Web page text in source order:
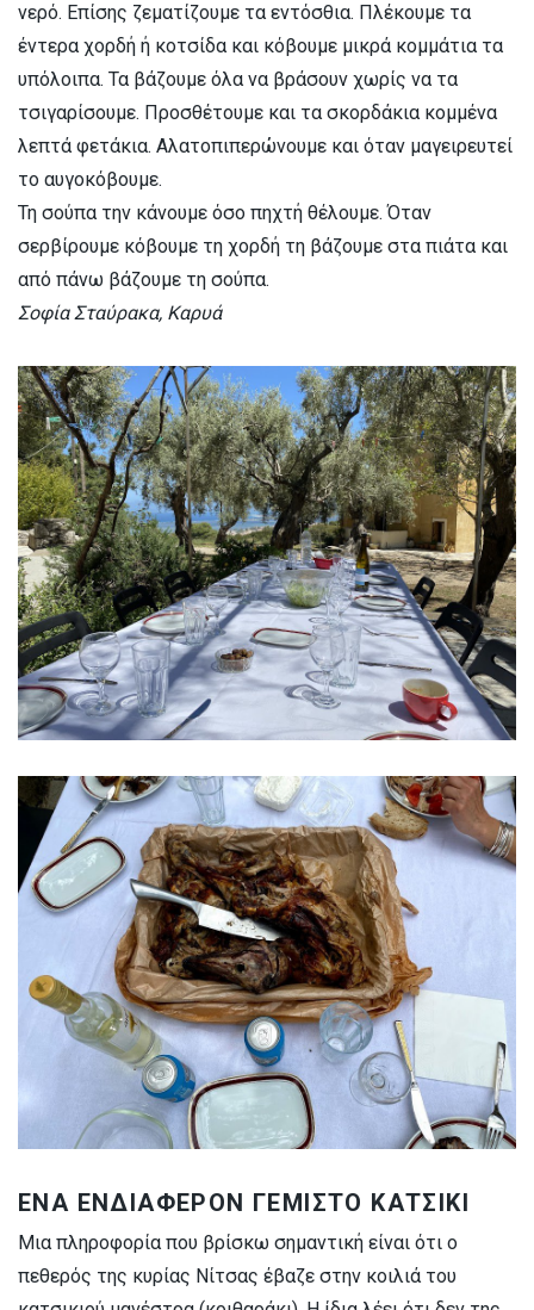
νερό. Επίσης ζεματίζουμε τα εντόσθια. Πλέκουμε τα
έντερα χορδή ή κοτσίδα και κόβουμε μικρά κομμάτια τα
υπόλοιπα. Τα βάζουμε όλα να βράσουν χωρίς να τα
τσιγαρίσουμε. Προσθέτουμε και τα σκορδάκια κομμένα
λεπτά φετάκια. Αλατοπιπερώνουμε και όταν μαγειρευτεί
το αυγοκόβουμε.
Τη σούπα την κάνουμε όσο πηχτή θέλουμε. Όταν
σερβίρουμε κόβουμε τη χορδή τη βάζουμε στα πιάτα και
από πάνω βάζουμε τη σούπα.
Σοφία Σταύρακα, Καρυά
ΕΝΑ ΕΝΔΙΑΦΕΡΟΝ ΓΕΜΙΣΤΟ ΚΑΤΣΙΚΙ
Μια πληροφορία που βρίσκω σημαντική είναι ότι ο
πεθερός της κυρίας Νίτσας έβαζε στην κοιλιά του